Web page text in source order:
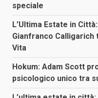
speciale
L’Ultima Estate in
Gianfranco Calligarich
Vita
Hokum: Adam Scott
psicologico unico tra